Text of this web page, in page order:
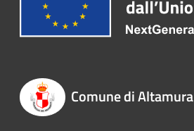
Comune di Altamura